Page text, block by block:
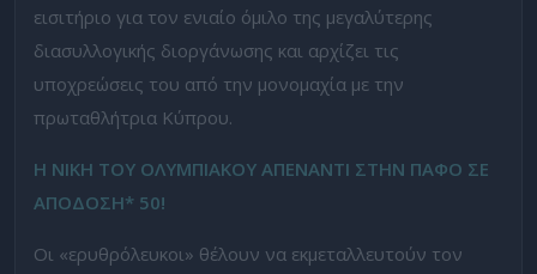
εισιτήριο για τον ενιαίο όμιλο της μεγαλύτερης
διασυλλογικής διοργάνωσης και αρχίζει τις
υποχρεώσεις του από την μονομαχία με την
πρωταθλήτρια Κύπρου.
Η ΝΙΚΗ ΤΟΥ ΟΛΥΜΠΙΑΚΟΥ ΑΠΕΝΑΝΤΙ ΣΤΗΝ ΠΑΦΟ ΣΕ
ΑΠΟΔΟΣΗ* 50!
Οι «ερυθρόλευκοι» θέλουν να εκμεταλλευτούν τον